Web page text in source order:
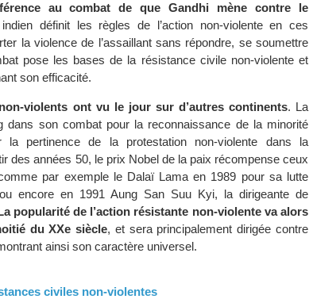
au combat de que Gandhi mène contre le
définit les règles de l’action non-violente en ces
la violence de l’assaillant sans répondre, se soumettre
pose les bases de la résistance civile non-violente et
son efficacité.
violents ont vu le jour sur d’autres continents. La
dans son combat pour la reconnaissance de la minorité
la pertinence de la protestation non-violente dans la
des années 50, le prix Nobel de la paix récompense ceux
par exemple le Dalaï Lama en 1989 pour sa lutte
encore en 1991 Aung San Suu Kyi, la dirigeante de
popularité de l’action résistante non-violente va alors
du XXe siècle, et sera principalement dirigée contre
ainsi son caractère universel.
civiles non-violentes